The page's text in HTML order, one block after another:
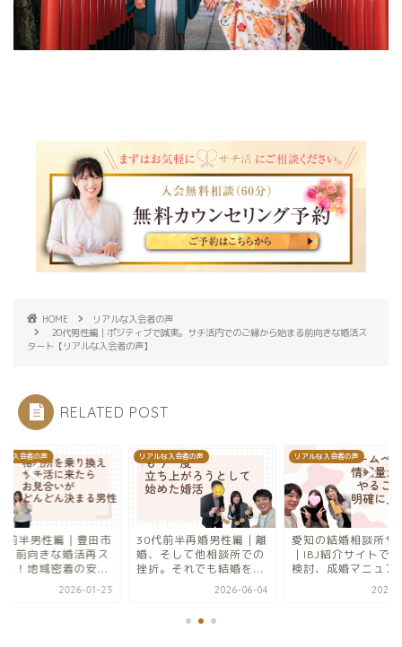
HOME
リアルな入会者の声
20代男性編｜ポジティブで誠実。サチ活内でのご縁から始まる前向きな婚活ス
タート【リアルな入会者の声】
RELATED POST
な入会者の声
前半男性編｜豊田市
・前向きな婚活再ス
ト！地域密着の安...
2026-01-23
リアルな入会者の声
30代前半再婚男性編｜離
婚、そして他相談所での
挫折。それでも結婚を...
2026-06-04
リアルな入会者の声
愛知の結婚相談所サ
｜IBJ紹介サイトで
検討、成婚マニュア
2025-